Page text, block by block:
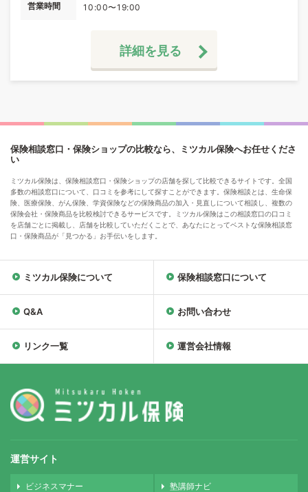
営業時間 10:00〜19:00
詳細を見る
保険相談窓口・保険ショップの比較なら、ミツカル保険へお任せくださ
い
ミツカル保険は、保険相談窓口・保険ショップの店舗を探して比較できるサイトです。全国
多数の相談窓口について、口コミを参考にして探すことができます。保険相談とは、生命保
険、医療保険、がん保険、学資保険などの保険商品の加入・見直しについて相談し、複数の
保険会社・保険商品を比較検討できるサービスです。ミツカル保険はこの相談窓口の口コミ
を店舗ごとに掲載し、店舗を比較していただくことで、あなたにとってベストな保険相談窓
口・保険商品が「見つかる」お手伝いをします。
ミツカル保険について 保険相談窓口について
Q&A お問い合わせ
リンク一覧 運営会社情報
運営サイト
ビジネスマナー 塾講師ナビ